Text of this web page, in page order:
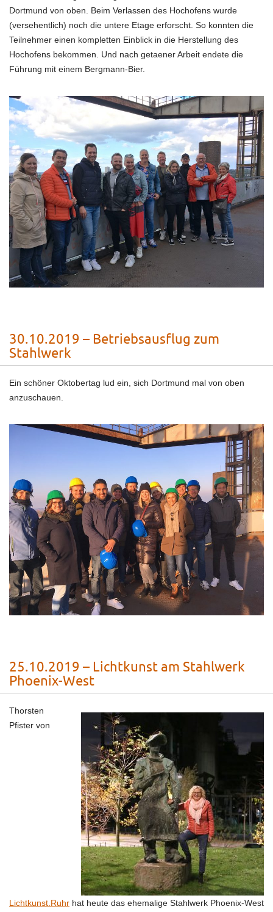
Dortmund von oben. Beim Verlassen des Hochofens wurde
(versehentlich) noch die untere Etage erforscht. So konnten die
Teilnehmer einen kompletten Einblick in die Herstellung des
Hochofens bekommen. Und nach getaener Arbeit endete die
Führung mit einem Bergmann-Bier.
30.10.2019 – Betriebsausflug zum
Stahlwerk
Ein schöner Oktobertag lud ein, sich Dortmund mal von oben
anzuschauen.
25.10.2019 – Lichtkunst am Stahlwerk
Phoenix-West
Thorsten
Pfister von
Lichtkunst.Ruhr hat heute das ehemalige Stahlwerk Phoenix-West